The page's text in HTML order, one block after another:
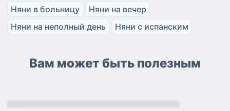
Няни в больницу
Няни на вечер
Няни на неполный день
Няни с испанским
Вам может быть полезным